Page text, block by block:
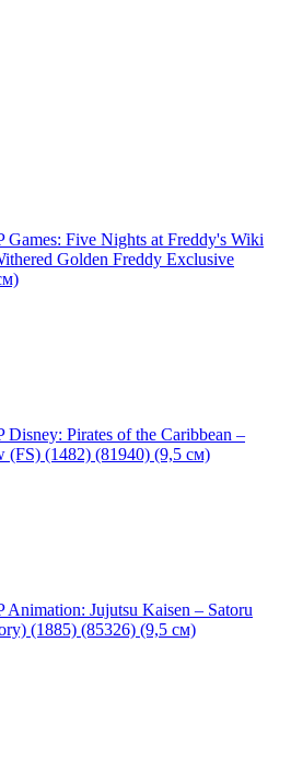
Five Nights at Freddy's Wiki
Golden Freddy Exclusive
Pirates of the Caribbean –
(FS) (1482) (81940) (9,5 см)
Jujutsu Kaisen – Satoru
(1885) (85326) (9,5 см)